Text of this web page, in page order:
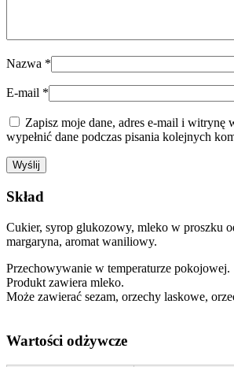
Nazwa *
E-mail *
Zapisz moje dane, adres e-mail i witrynę
wypełnić dane podczas pisania kolejnych
Skład
Cukier, syrop glukozowy, mleko w proszku
margaryna, aromat waniliowy.
Przechowywanie w temperaturze pokojowej.
Produkt zawiera mleko.
Może zawierać sezam, orzechy laskowe,
Wartości odżywcze